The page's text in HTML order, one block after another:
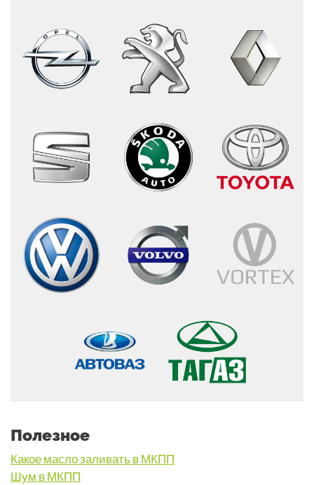
Полезное
Какое масло заливать в МКПП
Шум в МКПП